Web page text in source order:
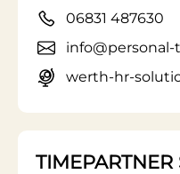
06831 487630
info@personal-
werth-hr-